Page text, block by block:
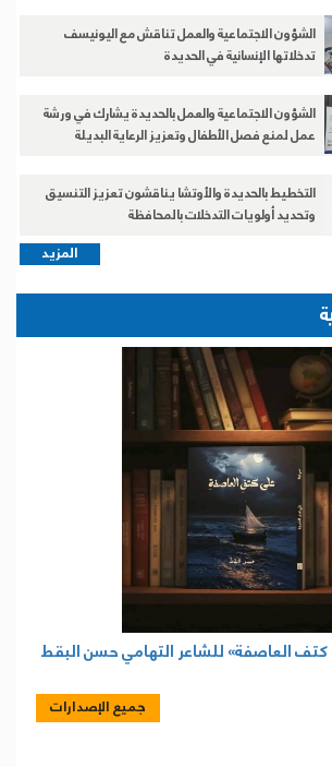
الشؤون الاجتماعية والعمل تناقش مع اليونيسف
تدخلاتها الإنسانية في الحديدة
الشؤون الاجتماعية والعمل بالحديدة يشارك في ورشة
عمل لمنع فصل الأطفال وتعزيز الرعاية البديلة
التخطيط بالحديدة والأوتشا يناقشون تعزيز التنسيق
وتحديد أولويات التدخلات بالمحافظة
المزيد
العاصفة» للشاعر التهامي حسن البقط
جميع الإصدارات